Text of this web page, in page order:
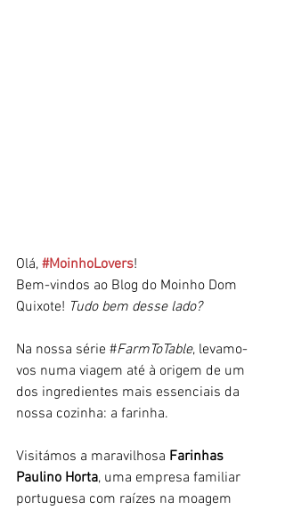
Olá, #MoinhoLovers!
Bem-vindos ao Blog do Moinho Dom
Quixote! Tudo bem desse lado?
Na nossa série #FarmToTable, levamo-
vos numa viagem até à origem de um
dos ingredientes mais essenciais da
nossa cozinha: a farinha.​
Visitámos a maravilhosa Farinhas
Paulino Horta, uma empresa familiar
portuguesa com raízes na moagem